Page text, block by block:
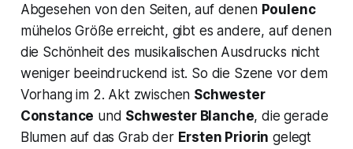
Abgesehen von den Seiten, auf denen Poulenc
mühelos Größe erreicht, gibt es andere, auf denen
die Schönheit des musikalischen Ausdrucks nicht
weniger beeindruckend ist. So die Szene vor dem
Vorhang im 2. Akt zwischen Schwester
Constance und Schwester Blanche, die gerade
Blumen auf das Grab der Ersten Priorin gelegt